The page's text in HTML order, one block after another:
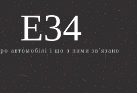
E34
автомобілі і що з ними зв'язано